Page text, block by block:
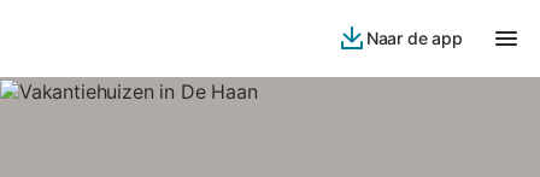
Naar de app